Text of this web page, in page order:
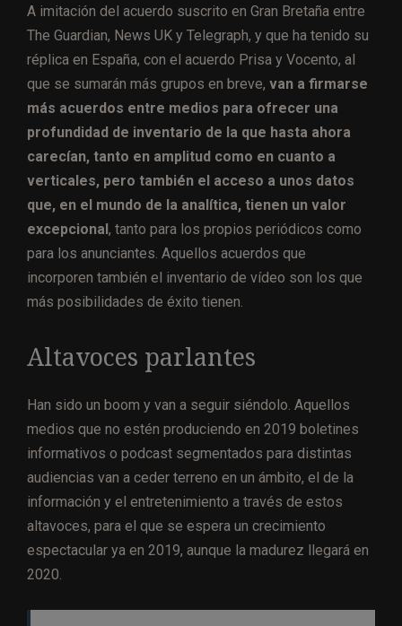
A imitación del acuerdo suscrito en Gran Bretaña entre
The Guardian, News UK y Telegraph, y que ha tenido su
réplica en España, con el acuerdo Prisa y Vocento, al
que se sumarán más grupos en breve, van a firmarse
más acuerdos entre medios para ofrecer una
profundidad de inventario de la que hasta ahora
carecían, tanto en amplitud como en cuanto a
verticales, pero también el acceso a unos datos
que, en el mundo de la analítica, tienen un valor
excepcional, tanto para los propios periódicos como
para los anunciantes. Aquellos acuerdos que
incorporen también el inventario de vídeo son los que
más posibilidades de éxito tienen.
Altavoces parlantes
Han sido un boom y van a seguir siéndolo. Aquellos
medios que no estén produciendo en 2019 boletines
informativos o podcast segmentados para distintas
audiencias van a ceder terreno en un ámbito, el de la
información y el entretenimiento a través de estos
altavoces, para el que se espera un crecimiento
espectacular ya en 2019, aunque la madurez llegará en
2020.